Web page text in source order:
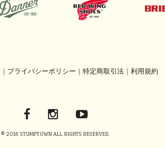
プライバシーポリシー 特定商取引法 利用規約
© 2016 STUMPTOWN ALL RIGHTS RESERVED.